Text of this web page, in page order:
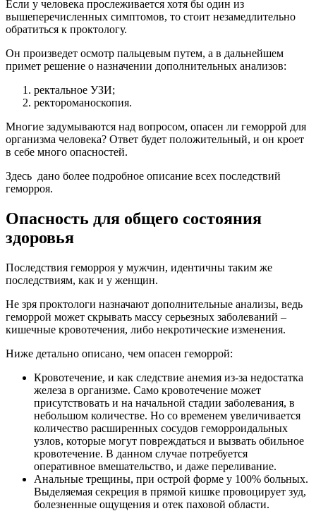
Если у человека прослеживается хотя бы один из
вышеперечисленных симптомов, то стоит незамедлительно
обратиться к проктологу.
Он произведет осмотр пальцевым путем, а в дальнейшем
примет решение о назначении дополнительных анализов:
ректальное УЗИ;
ректороманоскопия.
Многие задумываются над вопросом, опасен ли геморрой для
организма человека? Ответ будет положительный, и он кроет
в себе много опасностей.
Здесь дано более подробное описание всех последствий
геморроя.
Опасность для общего состояния
здоровья
Последствия геморроя у мужчин, идентичны таким же
последствиям, как и у женщин.
Не зря проктологи назначают дополнительные анализы, ведь
геморрой может скрывать массу серьезных заболеваний –
кишечные кровотечения, либо некротические изменения.
Ниже детально описано, чем опасен геморрой:
Кровотечение, и как следствие анемия из-за недостатка
железа в организме. Само кровотечение может
присутствовать и на начальной стадии заболевания, в
небольшом количестве. Но со временем увеличивается
количество расширенных сосудов геморроидальных
узлов, которые могут повреждаться и вызвать обильное
кровотечение. В данном случае потребуется
оперативное вмешательство, и даже переливание.
Анальные трещины, при острой форме у 100% больных.
Выделяемая секреция в прямой кишке провоцирует зуд,
болезненные ощущения и отек паховой области.